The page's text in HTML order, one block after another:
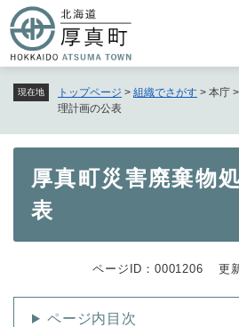
ー
ジ
で
現在地 トップページ > 組織でさがす > 本庁 >
理計画の公表
厚真町災害廃棄物
表
ページID：0001206 更
ページ内目次